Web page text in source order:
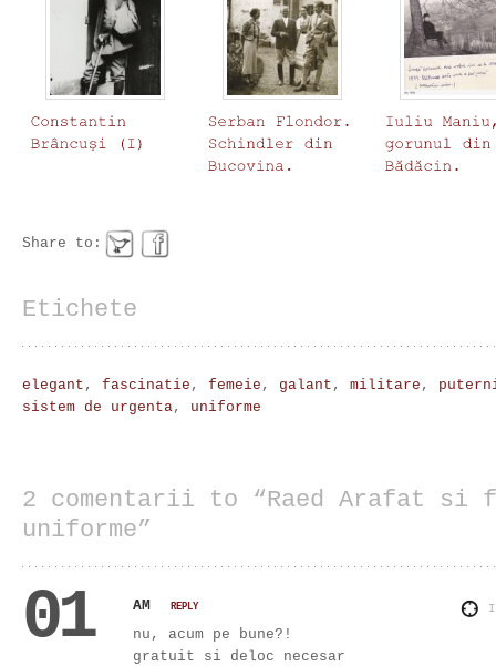
Share to:
Etichete
elegant , fascinatie , femeie , galant , militare ,
sistem de urgenta, uniforme
2 comentarii to “Raed Arafat si
uniforme”
01 AM REPLY
nu, acum pe bune?!
gratuit si deloc necesar